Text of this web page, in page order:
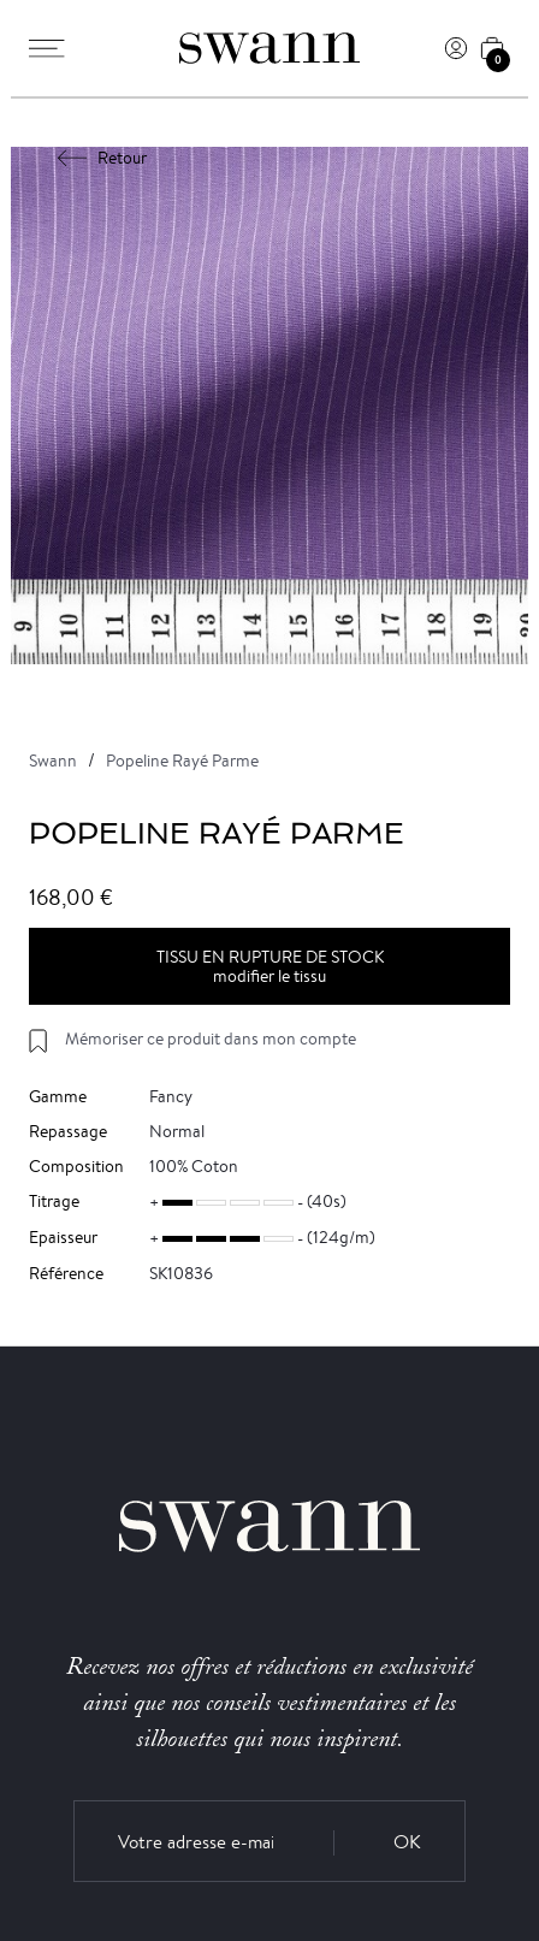
0
Retour
Swann Popeline Rayé Parme
POPELINE RAYÉ PARME
168,00 €
TISSU EN RUPTURE DE STOCK
modifier le tissu
Mémoriser ce produit dans mon compte
Gamme
Fancy
Repassage
Normal
Composition
100% Coton
Titrage
(40s)
Epaisseur
(124g/m)
Référence
SK10836
Recevez nos offres et réductions en exclusivité
ainsi que nos conseils vestimentaires et les
silhouettes qui nous inspirent.
OK